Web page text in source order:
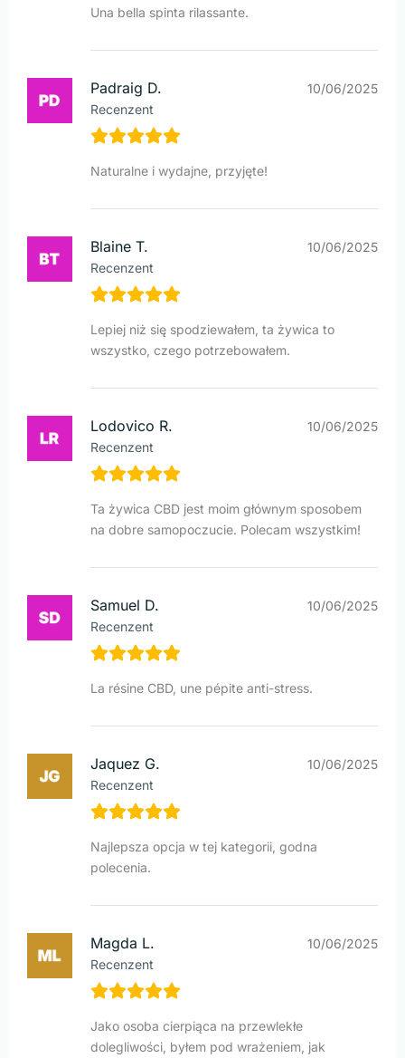
Una bella spinta rilassante.
Padraig D.
Recenzent
10/06/2025
Naturalne i wydajne, przyjęte!
Blaine T.
Recenzent
10/06/2025
Lepiej niż się spodziewałem, ta żywica to
wszystko, czego potrzebowałem.
Lodovico R.
Recenzent
10/06/2025
Ta żywica CBD jest moim głównym sposobem
na dobre samopoczucie. Polecam wszystkim!
Samuel D.
Recenzent
10/06/2025
La résine CBD, une pépite anti-stress.
Jaquez G.
Recenzent
10/06/2025
Najlepsza opcja w tej kategorii, godna
polecenia.
Magda L.
Recenzent
10/06/2025
Jako osoba cierpiąca na przewlekłe
dolegliwości, byłem pod wrażeniem, jak